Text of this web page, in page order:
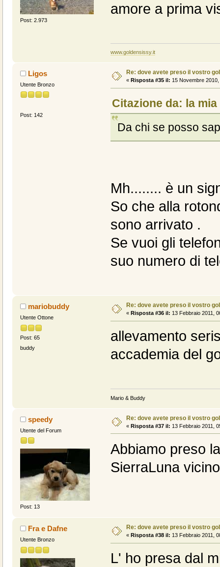
Post: 2.973
amore a prima
www.goldensissy.it
Ligos
Utente Bronzo
Post: 142
Re: dove avete preso il vostro
« Risposta #35 il: 15 Novembre
Citazione da: la
Da chi se posso
Mh........ è un
So che alla
sono arrivato .
Se vuoi gli
suo numero di
mariobuddy
Utente Ottone
Post: 65
buddy
Re: dove avete preso il vostro
« Risposta #36 il: 13 Febbraio 2011,
allevamento
accademia del
Mario & Buddy
speedy
Utente del Forum
Post: 13
Re: dove avete preso il vostro
« Risposta #37 il: 13 Febbraio 2011,
Abbiamo preso
SierraLuna
Fra e Dafne
Utente Bronzo
Re: dove avete preso il vostro
« Risposta #38 il: 13 Febbraio 2011,
L' ho presa dal